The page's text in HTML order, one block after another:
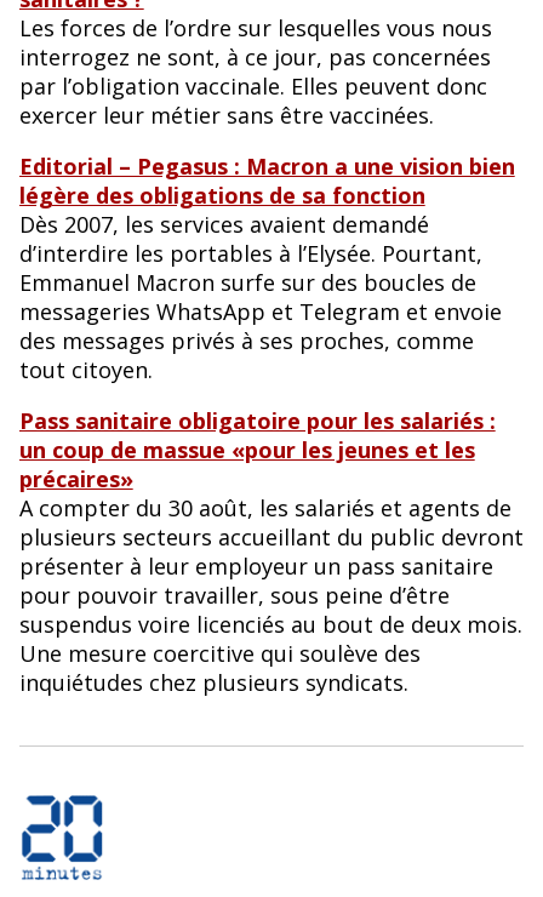
Les forces de l’ordre sur lesquelles vous nous
interrogez ne sont, à ce jour, pas concernées
par l’obligation vaccinale. Elles peuvent donc
exercer leur métier sans être vaccinées.
Editorial – Pegasus : Macron a une vision bien
légère des obligations de sa fonction
Dès 2007, les services avaient demandé
d’interdire les portables à l’Elysée. Pourtant,
Emmanuel Macron surfe sur des boucles de
messageries WhatsApp et Telegram et envoie
des messages privés à ses proches, comme
tout citoyen.
Pass sanitaire obligatoire pour les salariés :
un coup de massue «pour les jeunes et les
précaires»
A compter du 30 août, les salariés et agents de
plusieurs secteurs accueillant du public devront
présenter à leur employeur un pass sanitaire
pour pouvoir travailler, sous peine d’être
suspendus voire licenciés au bout de deux mois.
Une mesure coercitive qui soulève des
inquiétudes chez plusieurs syndicats.